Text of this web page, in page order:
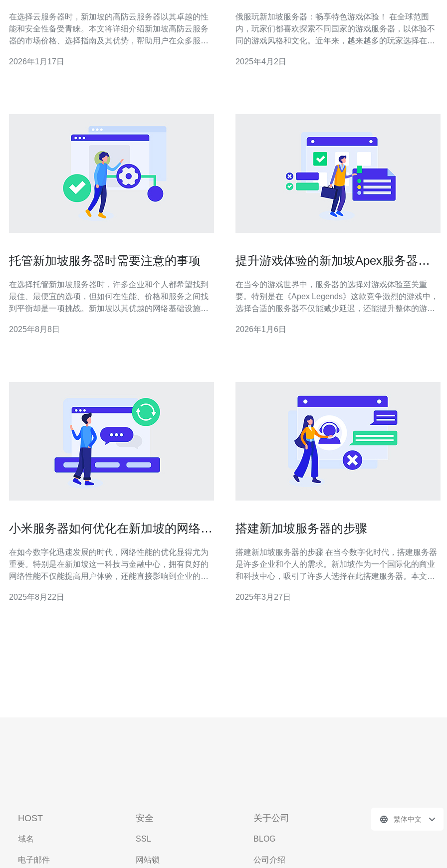
在选择云服务器时，新加坡的高防云服务器以其卓越的性
能和安全性备受青睐。本文将详细介绍新加坡高防云服务
器的市场价格、选择指南及其优势，帮助用户在众多服务
格是多少？ 新加坡高防云服务器的市场价格因多个因素而
2026年1月17日
俄服玩新加坡服务器：畅享特色游戏体验！ 在全球范围
内，玩家们都喜欢探索不同国家的游戏服务器，以体验不
同的游戏风格和文化。近年来，越来越多的玩家选择在新
务器上的特色游戏体验。 作为东南亚地区的游戏中心，新
2025年4月2日
托管新加坡服务器时需要注意的事项
在选择托管新加坡服务器时，许多企业和个人都希望找到
最佳、最便宜的选项，但如何在性能、价格和服务之间找
到平衡却是一项挑战。新加坡以其优越的网络基础设施和
择。本文将详细探讨在托管新加坡服务器时需要注意的若
2025年8月8日
提升游戏体验的新加坡Apex服务器推
在当今的游戏世界中，服务器的选择对游戏体验至关重
要。特别是在《Apex Legends》这款竞争激烈的游戏中，
选择合适的服务器不仅能减少延迟，还能提升整体的游戏
帮助玩家在游戏中获得更流畅的体验。 本文将从以下几个
2026年1月6日
小米服务器如何优化在新加坡的网络性
在如今数字化迅速发展的时代，网络性能的优化显得尤为
重要。特别是在新加坡这一科技与金融中心，拥有良好的
网络性能不仅能提高用户体验，还能直接影响到企业的竞
中小企业及个人开发者使用。那么，如何优化小米服务器
2025年8月22日
搭建新加坡服务器的步骤
搭建新加坡服务器的步骤 在当今数字化时代，搭建服务器
是许多企业和个人的需求。新加坡作为一个国际化的商业
和科技中心，吸引了许多人选择在此搭建服务器。本文将
个可靠且具有良好信誉的服务器提供商。您可以通过搜索
2025年3月27日
HOST
域名
电子邮件
安全
SSL
网站锁
关于公司
BLOG
公司介绍
繁体中文